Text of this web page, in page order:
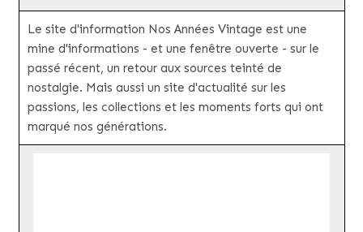
Le site d'information Nos Années Vintage est une
mine d'informations - et une fenêtre ouverte - sur le
passé récent, un retour aux sources teinté de
nostalgie. Mais aussi un site d'actualité sur les
passions, les collections et les moments forts qui ont
marqué nos générations.